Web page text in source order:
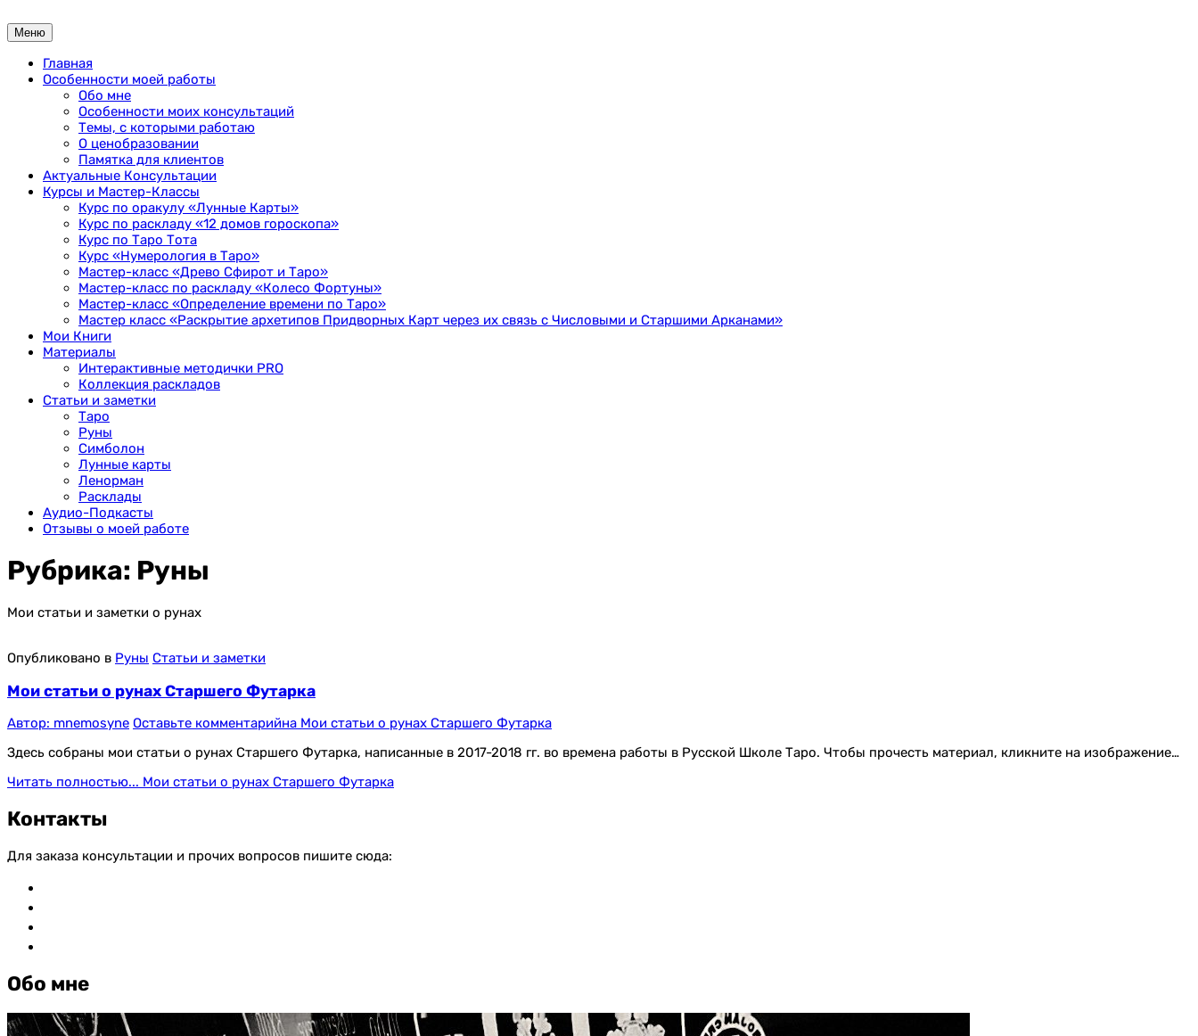
к
содержимому
Меню
Главная
Особенности моей работы
Обо мне
Особенности моих консультаций
Темы, с которыми работаю
О ценобразовании
Памятка для клиентов
Актуальные Консультации
Курсы и Мастер-Классы
Курс по оракулу «Лунные Карты»
Курс по раскладу «12 домов гороскопа»
Курс по Таро Тота
Курс «Нумерология в Таро»
Мастер-класс «Древо Сфирот и Таро»
Мастер-класс по раскладу «Колесо Фортуны»
Мастер-класс «Определение времени по Таро»
Мастер класс «Раскрытие архетипов Придворных Карт через их связь с Числовыми и Старшими Арканами»
Мои Книги
Материалы
Интерактивные методички PRO
Коллекция раскладов
Статьи и заметки
Таро
Руны
Симболон
Лунные карты
Ленорман
Расклады
Аудио-Подкасты
Отзывы о моей работе
Рубрика: Руны
Мои статьи и заметки о рунах
Опубликовано в Руны Статьи и заметки
Мои статьи о рунах Старшего Футарка
Автор: mnemosyne Оставьте комментарийна Мои статьи о рунах Старшего Футарка
Здесь собраны мои статьи о рунах Старшего Футарка, написанные в 2017-2018 гг. во времена работы в Русской Школе Таро. Чтобы прочесть материал, кликните на изображение…
Читать полностью... Мои статьи о рунах Старшего Футарка
Контакты
Для заказа консультации и прочих вопросов пишите сюда:
Обо мне